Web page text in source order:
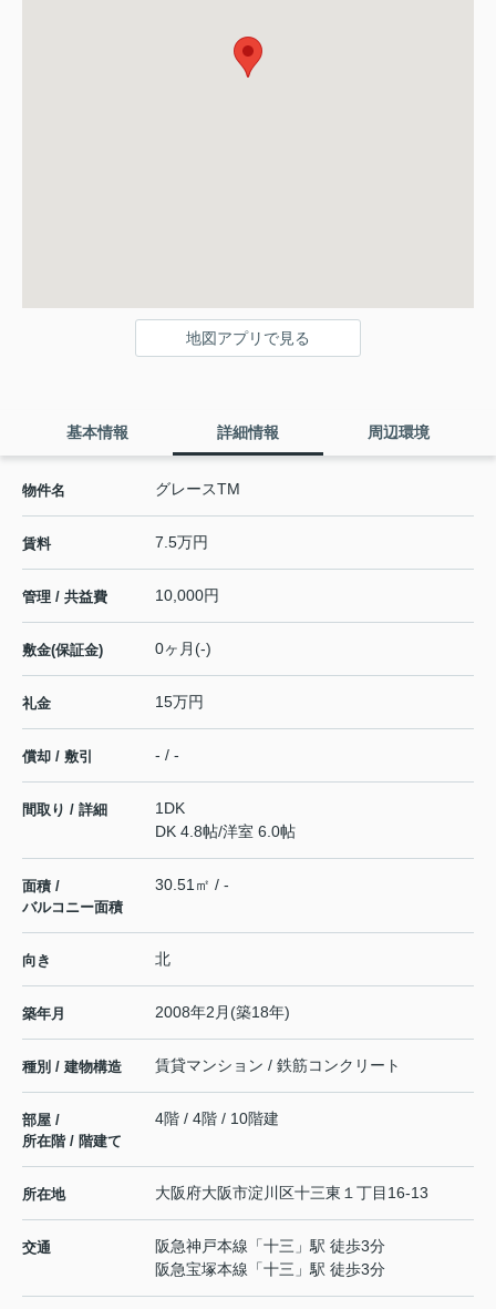
地図アプリで見る
基本情報 詳細情報 周辺環境
物件名 グレースTM
賃料 7.5万円
管理 / 共益費 10,000円
敷金(保証金) 0ヶ月(-)
礼金 15万円
償却 / 敷引 - / -
間取り / 詳細
1DK
DK 4.8帖/洋室 6.0帖
面積 /
バルコニー面積
30.51㎡ / -
向き 北
築年月 2008年2月(築18年)
種別 / 建物構造 賃貸マンション / 鉄筋コンクリート
部屋 /
所在階 / 階建て
4階 / 4階 / 10階建
所在地 大阪府大阪市淀川区十三東 １丁目16-13
交通 阪急神戸本線 「十三 」駅 徒歩3分
阪急宝塚本線 「十三 」駅 徒歩3分